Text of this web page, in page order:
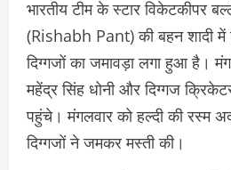
भारतीय टीम के स्टार विकेटकीपर
(Rishabh Pant) की बहन शादी
दिग्गजों का जमावड़ा लगा हुआ है।
महेंद्र सिंह धोनी और दिग्गज
पहुंचे। मंगलवार को हल्दी की रस्म
दिग्गजों ने जमकर मस्ती की।